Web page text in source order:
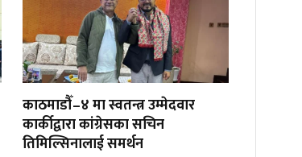
काठमाडौँ–४ मा स्वतन्त्र उम्मेदवार
कार्कीद्वारा कांग्रेसका सचिन
तिमिल्सिनालाई समर्थन